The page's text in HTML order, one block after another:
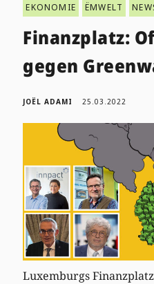
EKONOMIE ËMWELT
Finanzplatz:
gegen
JOËL ADAMI 25.03.2022
Luxemburgs